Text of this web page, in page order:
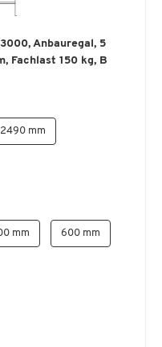
Anbauregal, 5
Fachlast 150 kg, B
2490 mm
mm 600 mm